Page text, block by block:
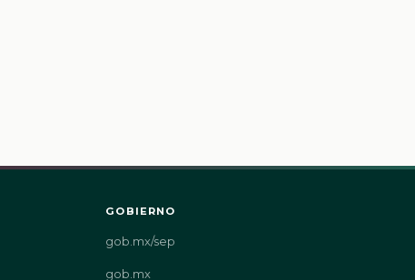
GOBIERNO
gob.mx/sep
gob.mx